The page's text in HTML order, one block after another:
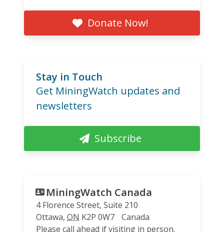
Donate Now!
Stay in Touch
Get MiningWatch updates and
newsletters
Subscribe
MiningWatch Canada
4 Florence Street, Suite 210
Ottawa, ON K2P 0W7
Canada
Please call ahead if visiting in person.